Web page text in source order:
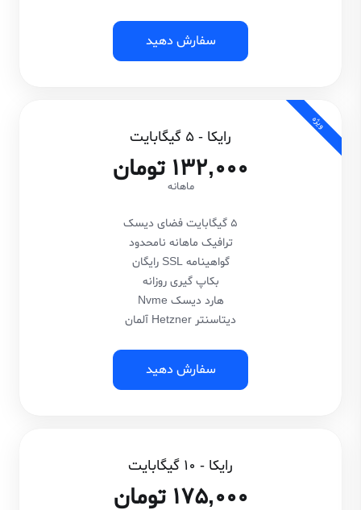
سفارش دهید
ویژه
رایکا - 5 گیگابایت
132,000 تومان
ماهانه
5 گیگابایت فضای دیسک
ترافیک ماهانه نامحدود
گواهینامه SSL رایگان
بکاپ گیری روزانه
هارد دیسک Nvme
دیتاسنتر Hetzner آلمان
سفارش دهید
رایکا - 10 گیگابایت
175,000 تومان